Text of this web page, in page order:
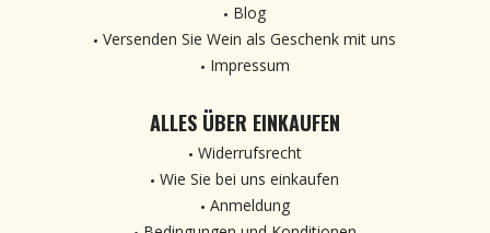
Blog
Versenden Sie Wein als Geschenk mit uns
Impressum
ALLES ÜBER EINKAUFEN
Widerrufsrecht
Wie Sie bei uns einkaufen
Anmeldung